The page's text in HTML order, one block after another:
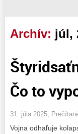
Archív: júl,
Čo to
31. júla 2025,
Vojna odhaľuje